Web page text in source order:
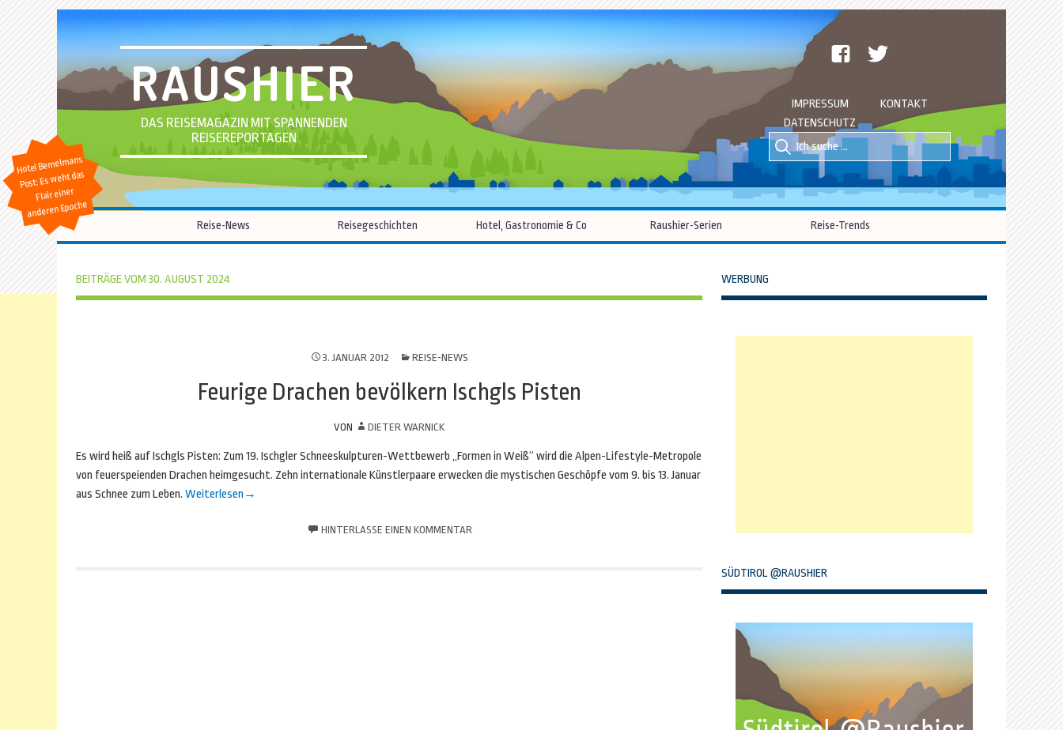
RAUSHIER
DAS REISEMAGAZIN MIT SPANNENDEN
REISEREPORTAGEN
facebook
IMPRESSUM
KONTAKT
DATENSCHUTZ
Suche
nach::
Suche
nach:
Hotel Bemelmans
Post: Es weht das
Flair einer
anderen Epoche
Reise-News Reisegeschichten Hotel, Gastronomie & Co Raushier-Serien Reise-Trends
BEITRÄGE VOM 30. AUGUST 2024
3. JANUAR 2012 REISE-NEWS
Feurige Drachen bevölkern Ischgls Pisten
VON DIETER WARNICK
Es wird heiß auf Ischgls Pisten: Zum 19. Ischgler Schneeskulpturen-Wettbewerb „Formen in Weiß“ wird die Alpen-Lifestyle-Metropole
von feuerspeienden Drachen heimgesucht. Zehn internationale Künstlerpaare erwecken die mystischen Geschöpfe vom 9. bis 13. Januar
aus Schnee zum Leben. Weiterlesen →
HINTERLASSE EINEN KOMMENTAR
WERBUNG
SÜDTIROL @RAUSHIER